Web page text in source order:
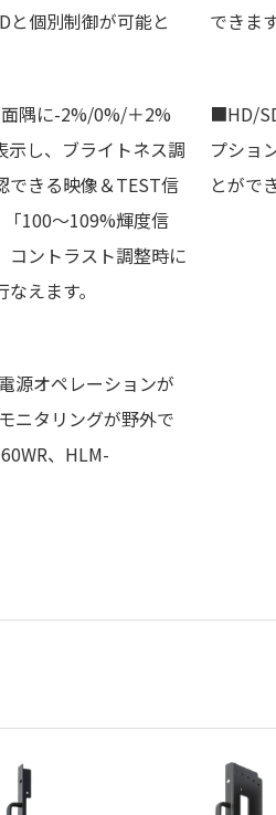
と個別制御が可能と
できます
隅に-2%/0%/＋2%
示し、ブライトネス調
できる映像＆TEST信
100～109%輝度信
コントラスト調整時に
えます。
■HD/
プショ
とがで
源オペレーションが
ニタリングが野外で
、HLM-
せて、BT.2020相当の広色域に
カには対応していません。
Full
ツール(AWC-100ソフトウェア
個人情報の入力が必要）